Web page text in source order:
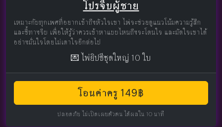
โปรจีบผู้ชาย
เหมาะกับทุกเพศที่อยากเข้าถึงหัวใจเขา ไพ่จะช่วยดูแนวโน้มความรู้สึก
และชี้ทางจีบ เพื่อให้รู้ว่าควรเข้าหาแบบไหนถึงจะโดนใจ และมัดใจเขาได้
อย่างมั่นใจโดยไม่เดาใจอีกต่อไป
💌 ไพ่ยิปซีชุดใหญ่ 10 ใบ
โอนค่าครู 149฿
ปลอดภัย ไม่เปิดเผยตัวตน ได้ผลใน 10 นาที